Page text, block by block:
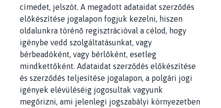
címedet, jelszót. A megadott adataidat szerződés
előkészítése jogalapon fogjuk kezelni, hiszen
oldalunkra törénő regisztrációval a célod, hogy
igénybe vedd szolgáltatásunkat, vagy
bérbeadóként, vagy bérlőként, esetleg
mindkettőként. Adataidat szerződés előkészítése
és szerződés teljesítése jogalapon, a polgári jogi
igények elévüléséig jogosultak vagyunk
megőrizni, ami jelenlegi jogszabályi környezetben